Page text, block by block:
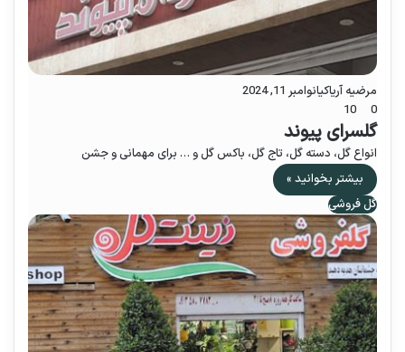
مرضیه آریاکیانوامبر 11, 2024
0
گلسرای پیوند
انواع گل، دسته گل، تاج گل، باکس گل و … برای مهمانی و جشن
بیشتر بخوانید »
گل فروشی